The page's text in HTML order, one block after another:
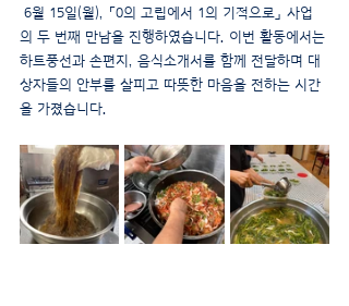
의 두 번째 만남을 진행하였습니다. 이번 활동에서는
하트풍선과 손편지, 음식소개서를 함께 전달하며 대
상자들의 안부를 살피고 따뜻한 마음을 전하는 시간
을 가졌습니다.